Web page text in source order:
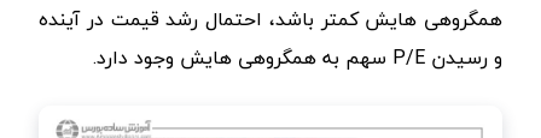
همگروهی هایش کمتر باشد، احتمال رشد قیمت در آینده
و رسیدن P/E سهم به همگروهی هایش وجود دارد.